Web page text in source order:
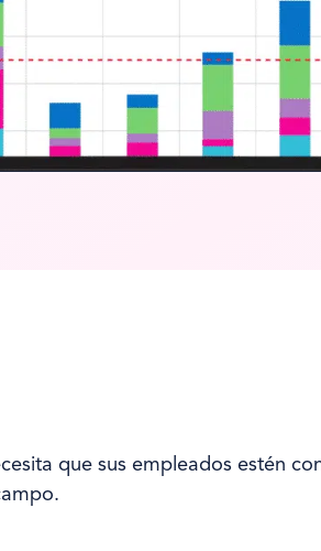
que sus empleados estén